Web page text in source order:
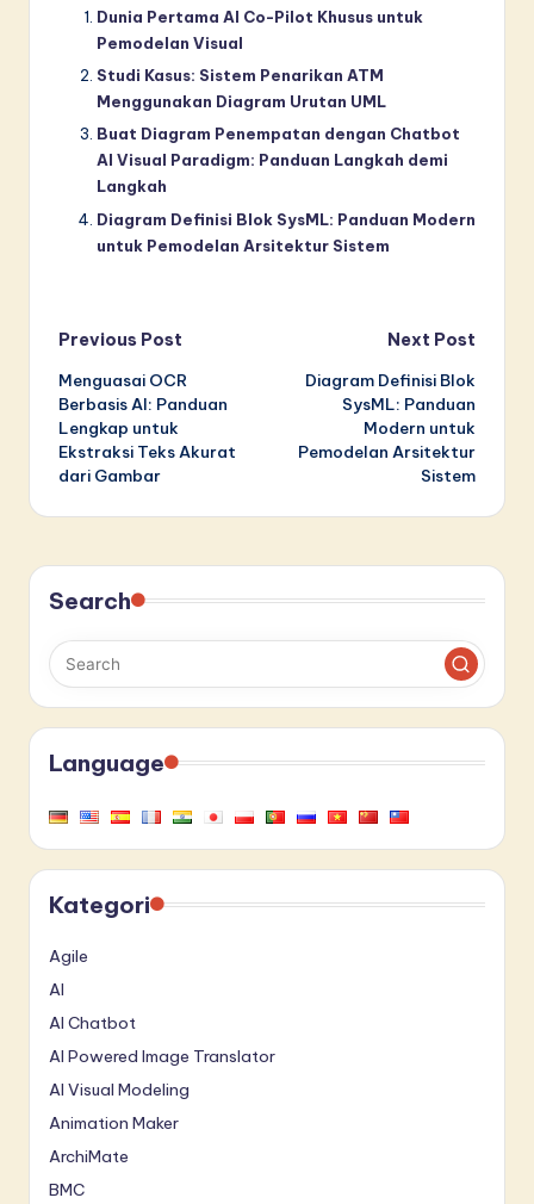
Dunia Pertama AI Co-Pilot Khusus untuk
Pemodelan Visual
Studi Kasus: Sistem Penarikan ATM
Menggunakan Diagram Urutan UML
Buat Diagram Penempatan dengan Chatbot
AI Visual Paradigm: Panduan Langkah demi
Langkah
Diagram Definisi Blok SysML: Panduan Modern
untuk Pemodelan Arsitektur Sistem
Post
navigation
Previous Post
Menguasai OCR
Berbasis AI: Panduan
Lengkap untuk
Ekstraksi Teks Akurat
dari Gambar
Next Post
Diagram Definisi Blok
SysML: Panduan
Modern untuk
Pemodelan Arsitektur
Sistem
Search
Language
Kategori
Agile
AI
AI Chatbot
AI Powered Image Translator
AI Visual Modeling
Animation Maker
ArchiMate
BMC